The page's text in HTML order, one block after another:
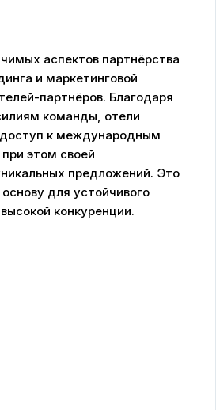
аспектов партнёрства
и маркетинговой
партнёров. Благодаря
команды, отели
к международным
этом своей
предложений. Это
для устойчивого
конкуренции.